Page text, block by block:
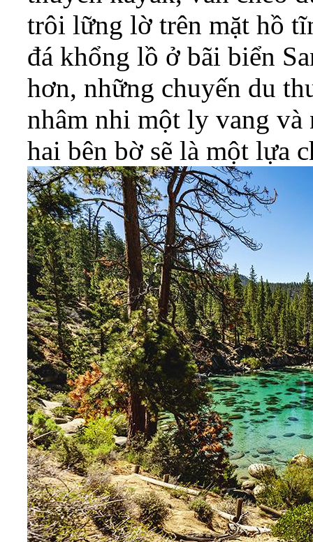
trôi lững lờ trên mặt hồ
đá khổng lồ ở bãi biển
hơn, những chuyến du
nhâm nhi một ly vang và
hai bên bờ sẽ là một lựa